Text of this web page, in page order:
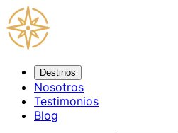
Destinos
Nosotros
Testimonios
Blog